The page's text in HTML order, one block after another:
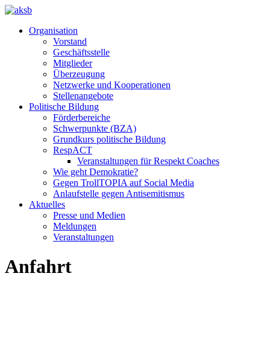
Organisation
Vorstand
Geschäftsstelle
Mitglieder
Überzeugung
Netzwerke und Kooperationen
Stellenangebote
Politische Bildung
Förderbereiche
Schwerpunkte (BZA)
Grundkurs politische Bildung
RespACT
Veranstaltungen für Respekt Coaches
Wie geht Demokratie?
Gegen TrollTOPIA auf Social Media
Anlaufstelle gegen Antisemitismus
Aktuelles
Presse und Medien
Meldungen
Veranstaltungen
Anfahrt